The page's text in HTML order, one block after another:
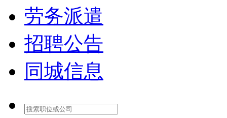
劳务派遣
招聘公告
同城信息